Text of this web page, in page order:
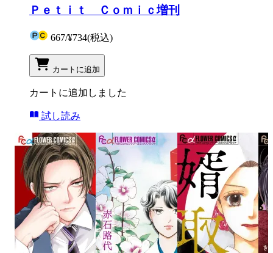
Ｐｅｔｉｔ Ｃｏｍｉｃ増刊
667/¥734(税込)
カートに追加
カートに追加しました
試し読み